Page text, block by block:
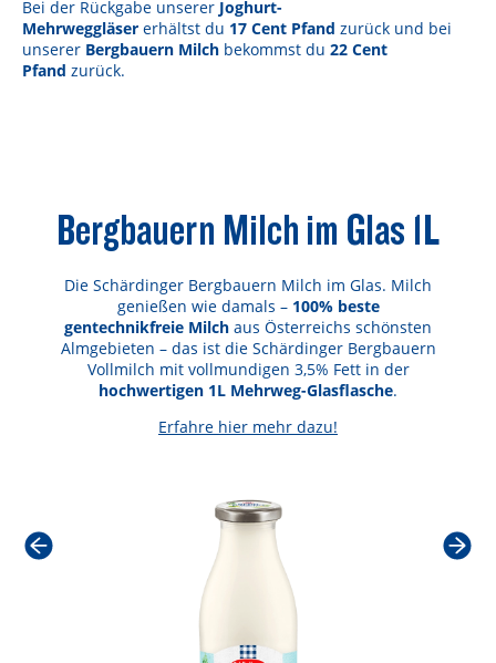
Bei der Rückgabe unserer Joghurt-
Mehrweggläser erhältst du 17 Cent Pfand zurück und bei
unserer Bergbauern Milch bekommst du 22 Cent
Pfand zurück.
Bergbauern Milch im Glas 1L
Die Schärdinger Bergbauern Milch im Glas. Milch
genießen wie damals – 100% beste
gentechnikfreie Milch aus Österreichs schönsten
Almgebieten – das ist die Schärdinger Bergbauern
Vollmilch mit vollmundigen 3,5% Fett in der
hochwertigen 1L Mehrweg-Glasflasche.
Erfahre hier mehr dazu!